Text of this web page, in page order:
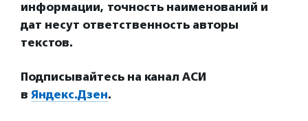
информации, точность наименований и
дат несут ответственность авторы
текстов.
Подписывайтесь на канал АСИ
в Яндекс.Дзен.